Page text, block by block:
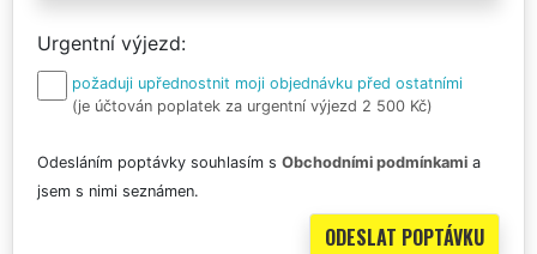
Urgentní výjezd
požaduji upřednostnit moji objednávku před ostatními
(je účtován poplatek za urgentní výjezd 2 500 Kč)
Odesláním poptávky souhlasím s Obchodními podmínkami a
jsem s nimi seznámen.